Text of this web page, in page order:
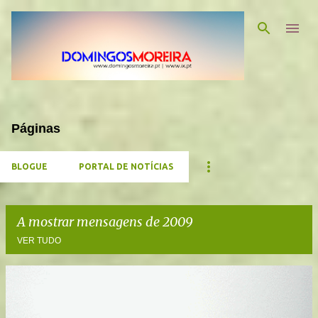
Avançar para o conteúdo principal
Páginas
BLOGUE PORTAL DE NOTÍCIAS
A mostrar mensagens de 2009
VER TUDO